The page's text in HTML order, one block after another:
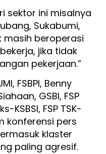
sektor ini misalnya
Sukabumi,
masih beroperasi
jika tidak
pekerjaan.”
FSBPI, Benny
GSBI, FSP
KSBSI, FSP TSK-
konferensi pers
klaster
paling agresif.